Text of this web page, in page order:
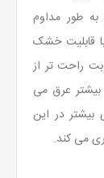
طور مداوم
قابلیت خشک
راحت تر از
عرق می
در این
می کند.